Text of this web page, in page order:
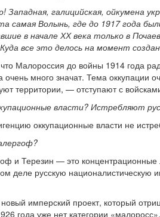
Западная, галицийская, ойкумена
самая Волынь, где до 1917 года
в начале ХХ века только в
все это делось на момент
Малороссия до войны 1914 года
очень много значат. Тема оккупации
территории, — отступают с
власти? Истребляют
оккупационные власти не
и Терезин — это
деле русскую националистическую
имперский проект, который
года уже нет категории